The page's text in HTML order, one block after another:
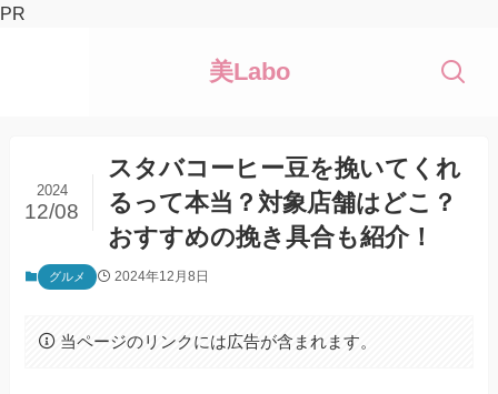
PR
美Labo
スタバコーヒー豆を挽いてくれ
るって本当？対象店舗はどこ？
おすすめの挽き具合も紹介！
2024
12/08
グルメ 2024年12月8日
当ページのリンクには広告が含まれます。